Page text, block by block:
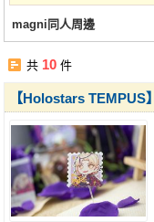
註冊會員
magni同人周邊
共 10 件
【Holostars TEMPUS】